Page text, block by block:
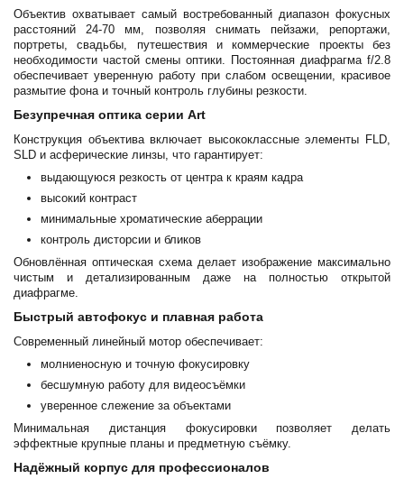
Объектив охватывает самый востребованный диапазон фокусных
расстояний 24-70 мм, позволяя снимать пейзажи, репортажи,
портреты, свадьбы, путешествия и коммерческие проекты без
необходимости частой смены оптики. Постоянная диафрагма f/2.8
обеспечивает уверенную работу при слабом освещении, красивое
размытие фона и точный контроль глубины резкости.
Безупречная оптика серии Art
Конструкция объектива включает высококлассные элементы FLD,
SLD и асферические линзы, что гарантирует:
выдающуюся резкость от центра к краям кадра
высокий контраст
минимальные хроматические аберрации
контроль дисторсии и бликов
Обновлённая оптическая схема делает изображение максимально
чистым и детализированным даже на полностью открытой
диафрагме.
Быстрый автофокус и плавная работа
Современный линейный мотор обеспечивает:
молниеносную и точную фокусировку
бесшумную работу для видеосъёмки
уверенное слежение за объектами
Минимальная дистанция фокусировки позволяет делать
эффектные крупные планы и предметную съёмку.
Надёжный корпус для профессионалов